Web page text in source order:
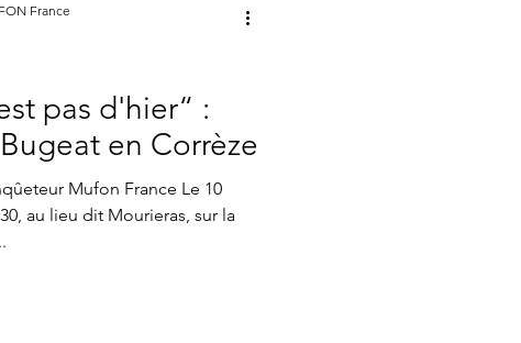
pas d'hier“ :
en Corrèze
Mufon France Le 10
au lieu dit Mourieras, sur la
France